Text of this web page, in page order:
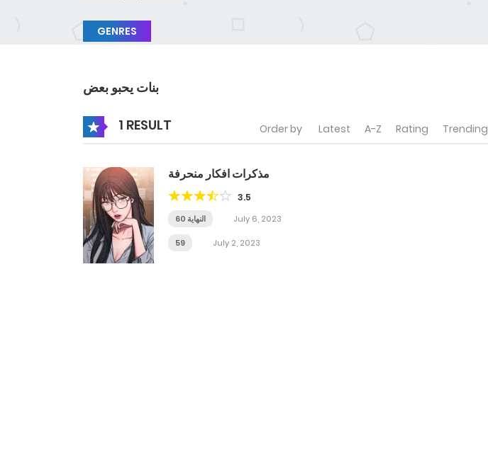
GENRES
بنات يحبو بعض
1 RESULT Order by Latest A-Z Rating Trending
مذكرات افكار منحرفة
3.5
60 النهاية July 6, 2023
59 July 2, 2023